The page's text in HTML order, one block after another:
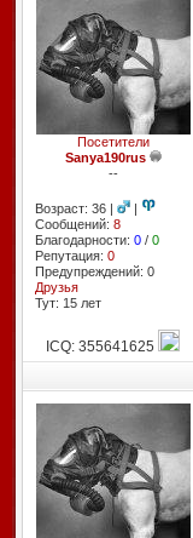
Посетители
Sanya190rus
--
Возраст: 36 |
|
Сообщений: 8
Благодарности: 0/ 0
Репутация: 0
Предупреждений: 0
Друзья
Тут: 15 лет
ICQ: 355641625